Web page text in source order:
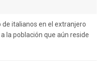
italianos en el extranjero
la población que aún reside